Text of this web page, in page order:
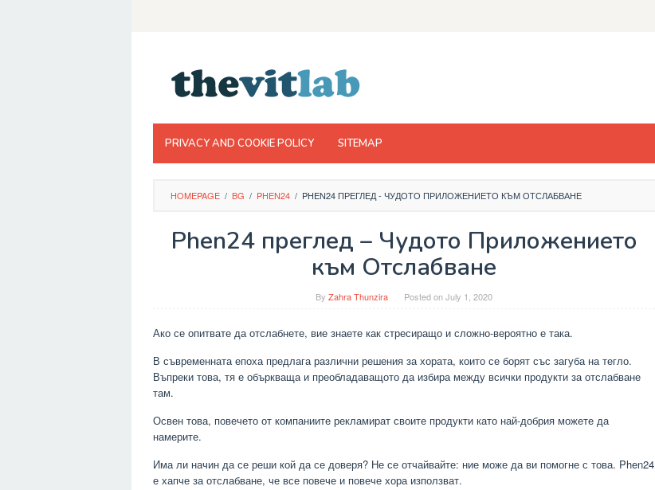
PRIVACY AND COOKIE POLICY SITEMAP
HOMEPAGE / BG / PHEN24 / PHEN24 ПРЕГЛЕД - ЧУДОТО ПРИЛОЖЕНИЕТО КЪМ ОТСЛАБВАНЕ
Phen24 преглед – Чудото Приложението
към Отслабване
By Zahra Thunzira Posted onJuly 1, 2020
Ако се опитвате да отслабнете, вие знаете как стресиращо и сложно-вероятно е така.
В съвременната епоха предлага различни решения за хората, които се борят със загуба на тегло.
Въпреки това, тя е объркваща и преобладаващото да избира между всички продукти за отслабване
там.
Освен това, повечето от компаниите рекламират своите продукти като най-добрия можете да
намерите.
Има ли начин да се реши кой да се доверя? Не се отчайвайте: ние може да ви помогне с това. Phen24
е хапче за отслабване, че все повече и повече хора използват.